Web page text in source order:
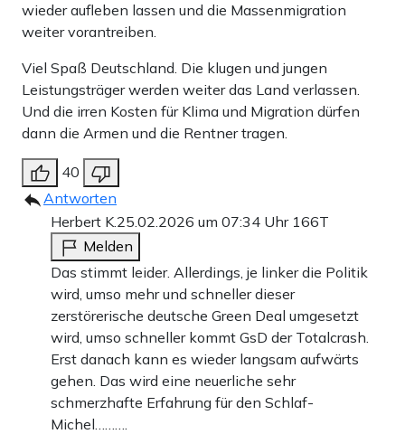
wieder aufleben lassen und die Massenmigration
weiter vorantreiben.
Viel Spaß Deutschland. Die klugen und jungen
Leistungsträger werden weiter das Land verlassen.
Und die irren Kosten für Klima und Migration dürfen
dann die Armen und die Rentner tragen.
40
Antworten
Herbert K. 25.02.2026 um 07:34 Uhr 166T
Melden
Das stimmt leider. Allerdings, je linker die Politik
wird, umso mehr und schneller dieser
zerstörerische deutsche Green Deal umgesetzt
wird, umso schneller kommt GsD der Totalcrash.
Erst danach kann es wieder langsam aufwärts
gehen. Das wird eine neuerliche sehr
schmerzhafte Erfahrung für den Schlaf-
Michel……….